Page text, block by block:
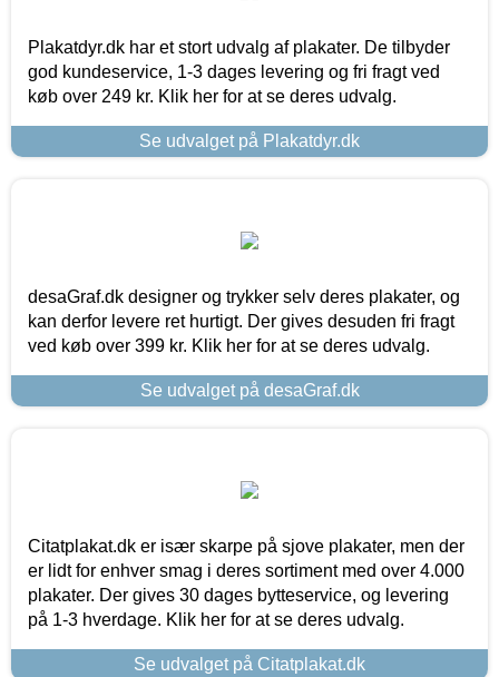
Plakatdyr.dk har et stort udvalg af plakater. De tilbyder
god kundeservice, 1-3 dages levering og fri fragt ved
køb over 249 kr. Klik her for at se deres udvalg.
Se udvalget på Plakatdyr.dk
desaGraf.dk designer og trykker selv deres plakater, og
kan derfor levere ret hurtigt. Der gives desuden fri fragt
ved køb over 399 kr. Klik her for at se deres udvalg.
Se udvalget på desaGraf.dk
Citatplakat.dk er især skarpe på sjove plakater, men der
er lidt for enhver smag i deres sortiment med over 4.000
plakater. Der gives 30 dages bytteservice, og levering
på 1-3 hverdage. Klik her for at se deres udvalg.
Se udvalget på Citatplakat.dk